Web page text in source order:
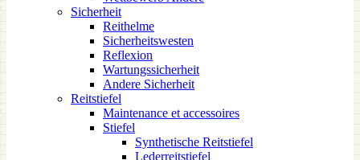
Sicherheit
Reithelme
Sicherheitswesten
Reflexion
Wartungssicherheit
Andere Sicherheit
Reitstiefel
Maintenance et accessoires
Stiefel
Synthetische Reitstiefel
Lederreitstiefel